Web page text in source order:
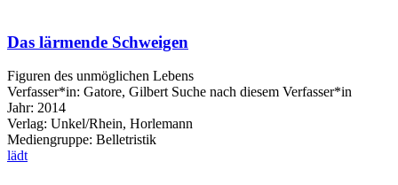
Das lärmende Schweigen
Figuren des unmöglichen Lebens
Verfasser*in: Gatore, Gilbert Suche nach diesem Verfasser*in
Jahr: 2014
Verlag: Unkel/Rhein, Horlemann
Mediengruppe: Belletristik
lädt